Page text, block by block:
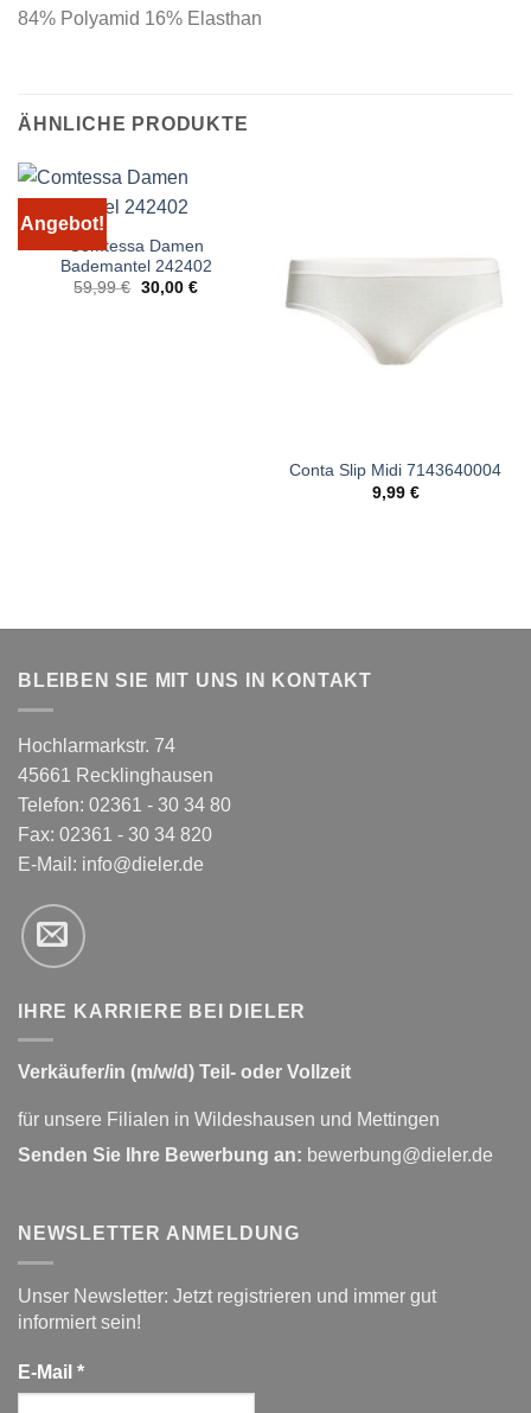
84% Polyamid 16% Elasthan
ÄHNLICHE PRODUKTE
Angebot!
Comtessa Damen
Bademantel 242402
59,99€ Ursprünglicher
30,00 €Aktueller
Conta Slip Midi 7143640004
9,99 €
BLEIBEN SIE MIT UNS IN KONTAKT
Hochlarmarkstr. 74
45661 Recklinghausen
Telefon: 02361 - 30 34 80
Fax: 02361 - 30 34 820
E-Mail: info@dieler.de
IHRE KARRIERE BEI DIELER
Verkäufer/in (m/w/d) Teil- oder Vollzeit
für unsere Filialen in Wildeshausen und Mettingen
Senden Sie Ihre Bewerbung an: bewerbung@dieler.de
NEWSLETTER ANMELDUNG
Unser Newsletter: Jetzt registrieren und immer gut
informiert sein!
E-Mail *